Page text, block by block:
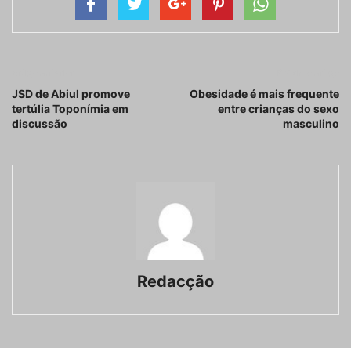
JSD de Abiul promove
tertúlia Toponímia em
discussão
Obesidade é mais frequente
entre crianças do sexo
masculino
Redacção